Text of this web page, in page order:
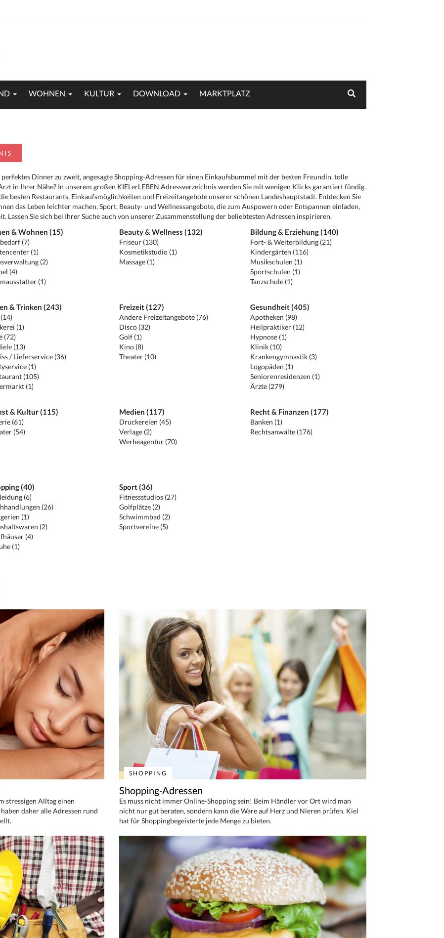
WOHNEN KULTUR DOWNLOAD MARKTPLATZ
Dinner zu zweit, angesagte Shopping-Adressen für einen Einkaufsbummel mit der besten Freundin, tolle
in Ihrer Nähe? In unserem großen KIELerLEBEN Adressverzeichnis werden Sie mit wenigen Klicks garantiert fündig.
besten Restaurants, Einkaufsmöglichkeiten und Freizeitangebote unserer schönen Landeshauptstadt. Entdecken Sie
das Leben leichter machen, Sport, Beauty- und Wellnessangebote, die zum Auspowern oder Entspannen einladen,
Lassen Sie sich bei Ihrer Suche auch von unserer Zusammenstellung der beliebtesten Adressen inspirieren.
& Wohnen (15)
(7)
(1)
(2)
(4)
(1)
Beauty & Wellness (132)
Friseur (130)
Kosmetikstudio (1)
Massage (1)
Bildung & Erziehung (140)
Fort- & Weiterbildung (21)
Kindergärten (116)
Musikschulen (1)
Sportschulen (1)
Tanzschule (1)
& Trinken (243)
(1)
(72)
(13)
/ Lieferservice (36)
(1)
(105)
(1)
Freizeit (127)
Andere Freizeitangebote (76)
Disco (32)
Golf (1)
Kino (8)
Theater (10)
Gesundheit (405)
Apotheken (98)
Heilpraktiker (12)
Hypnose (1)
Klinik (10)
Krankengymnastik (3)
Logopäden (1)
Seniorenresidenzen (1)
Ärzte (279)
& Kultur (115)
(61)
(54)
Medien (117)
Druckereien (45)
Verlage (2)
Werbeagentur (70)
Recht & Finanzen (177)
Banken (1)
Rechtsanwälte (176)
(40)
(6)
(26)
(1)
(2)
(4)
(1)
Sport (36)
Fitnessstudios (27)
Golfplätze (2)
Schwimmbad (2)
Sportvereine (5)
stressigen Alltag einen
daher alle Adressen rund
SHOPPING
Shopping-Adressen
Es muss nicht immer Online-Shopping sein! Beim Händler vor Ort wird man
nicht nur gut beraten, sondern kann die Ware auf Herz und Nieren prüfen. Kiel
hat für Shoppingbegeisterte jede Menge zu bieten.